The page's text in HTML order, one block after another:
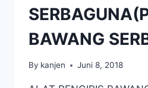
BAWANG
By kanjen Juni 8, 2018